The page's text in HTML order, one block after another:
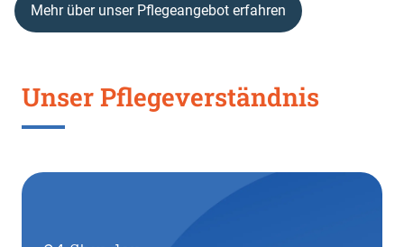
Mehr über unser Pflegeangebot erfahren
Unser Pflegeverständnis